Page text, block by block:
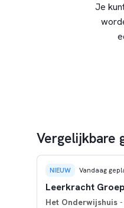
Je
Vergelijkbare
NIEUW Vandaag
Leerkracht
Het Onderwijshuis-